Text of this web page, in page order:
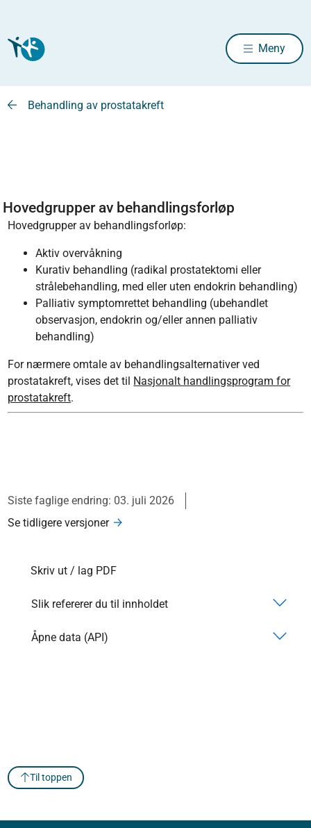
Meny
Behandling av prostatakreft
Hovedgrupper av behandlingsforløp
Hovedgrupper av behandlingsforløp:
Aktiv overvåkning
Kurativ behandling (radikal prostatektomi eller
strålebehandling, med eller uten endokrin behandling)
Palliativ symptomrettet behandling (ubehandlet
observasjon, endokrin og/eller annen palliativ
behandling)
For nærmere omtale av behandlingsalternativer ved
prostatakreft, vises det til Nasjonalt handlingsprogram for
prostatakreft.
Siste faglige endring: 03. juli 2026
Se tidligere versjoner
Skriv ut / lag PDF
Slik refererer du til innholdet
Åpne data (API)
Til toppen